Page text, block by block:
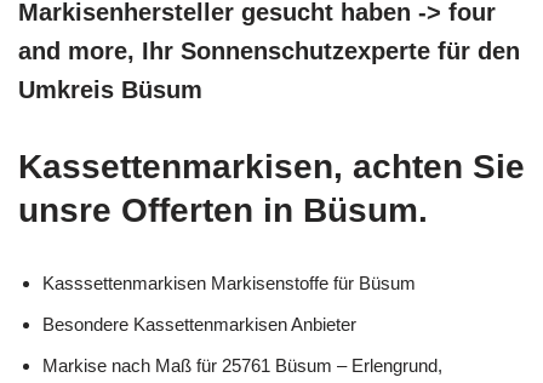
Markisenhersteller gesucht haben -> four
and more, Ihr Sonnenschutzexperte für den
Umkreis Büsum
Kassettenmarkisen, achten Sie
unsre Offerten in Büsum.
Kasssettenmarkisen Markisenstoffe für Büsum
Besondere Kassettenmarkisen Anbieter
Markise nach Maß für 25761 Büsum – Erlengrund,